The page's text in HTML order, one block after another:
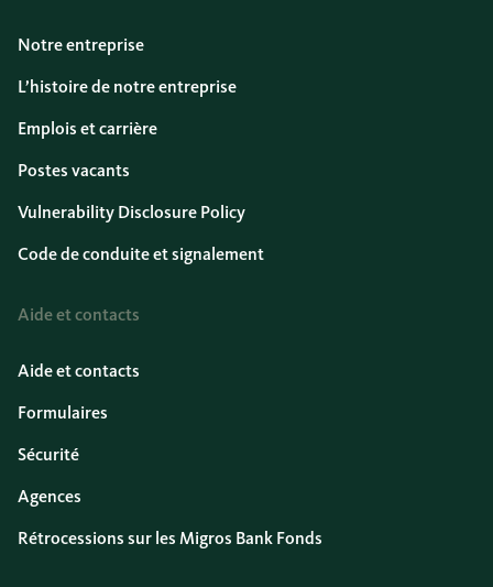
Notre entreprise
L’histoire de notre entreprise
Emplois et carrière
Postes vacants
Vulnerability Disclosure Policy
Code de conduite et signalement
Aide et contacts
Aide et contacts
Formulaires
Sécurité
Agences
Rétrocessions sur les Migros Bank Fonds